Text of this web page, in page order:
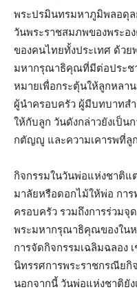
พระปรมินทรมหาภูมิพลอดุล
วันพระราชสมภพของพระอ
ของคนไทยทั้งประเทศ ด้ว
มหากรุณาธิคุณที่มีต่อประช
หมายเพื่อกระตุ้นให้ลูกหลา
ผู้นำครอบครัว ผู้มีบทบาทส
ให้กับลูก วันดังกล่าวยังเป็น
กตัญญู และความเคารพที่ลู
กิจกรรมในวันพ่อแห่งชาติแ
มาลัยหรือดอกไม้ให้พ่อ กา
ครอบครัว รวมถึงการร่วมจุ
พระมหากรุณาธิคุณของในห
การจัดกิจกรรมเฉลิมฉลอง
นิทรรศการพระราชกรณียกิ
นอกจากนี้ วันพ่อแห่งชาติยั